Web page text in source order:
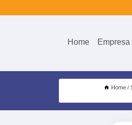
Home Empresa
Home